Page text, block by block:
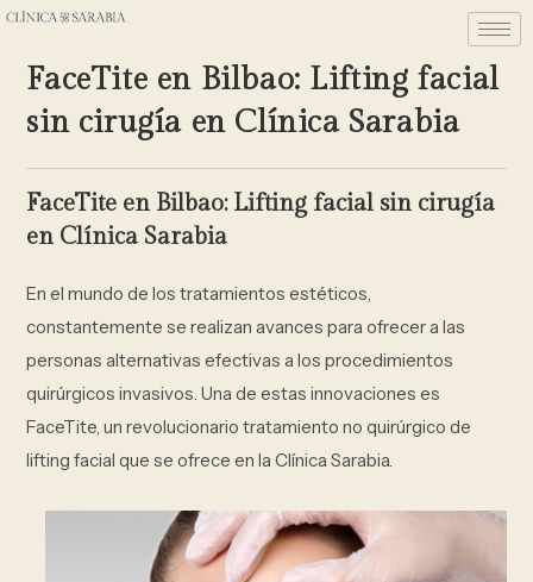
FaceTite en Bilbao: Lifting facial
sin cirugía en Clínica Sarabia
FaceTite en Bilbao: Lifting facial sin cirugía
en Clínica Sarabia
En el mundo de los tratamientos estéticos,
constantemente se realizan avances para ofrecer a las
personas alternativas efectivas a los procedimientos
quirúrgicos invasivos. Una de estas innovaciones es
FaceTite, un revolucionario tratamiento no quirúrgico de
lifting facial que se ofrece en la Clínica Sarabia.